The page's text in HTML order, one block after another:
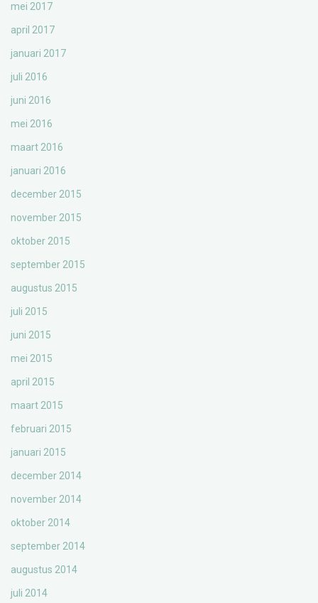
mei 2017
april 2017
januari 2017
juli 2016
juni 2016
mei 2016
maart 2016
januari 2016
december 2015
november 2015
oktober 2015
september 2015
augustus 2015
juli 2015
juni 2015
mei 2015
april 2015
maart 2015
februari 2015
januari 2015
december 2014
november 2014
oktober 2014
september 2014
augustus 2014
juli 2014